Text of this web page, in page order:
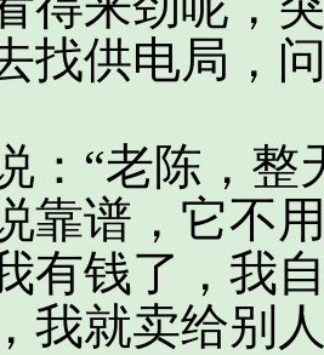
找供电局，
“老陈，整
靠谱，它不
有钱了，我
我就卖给别